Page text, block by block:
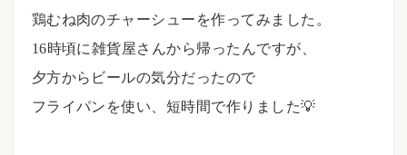
鶏むね肉のチャーシューを作ってみました。
16時頃に雑貨屋さんから帰ったんですが、
夕方からビールの気分だったので
フライパンを使い、短時間で作りました💡